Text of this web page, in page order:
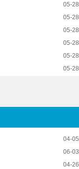
05-28
05-28
05-28
05-28
05-28
05-28
04-05
06-03
04-26